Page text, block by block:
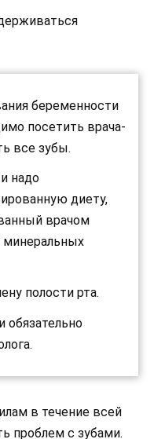
беременности
посетить врача-
все зубы.
надо
диету,
врачом
полости рта.
обязательно
в течение всей
проблем с зубами.